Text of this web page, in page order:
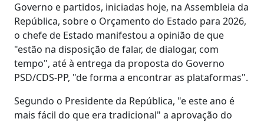
Governo e partidos, iniciadas hoje, na Assembleia da
República, sobre o Orçamento do Estado para 2026,
o chefe de Estado manifestou a opinião de que
"estão na disposição de falar, de dialogar, com
tempo", até à entrega da proposta do Governo
PSD/CDS-PP, "de forma a encontrar as plataformas".
Segundo o Presidente da República, "e este ano é
mais fácil do que era tradicional" a aprovação do